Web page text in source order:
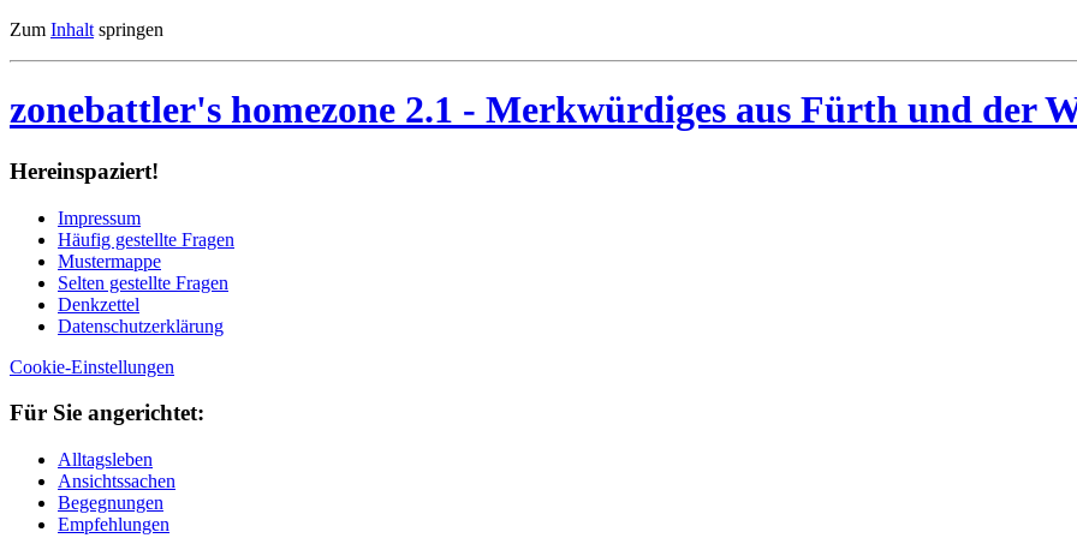
Zum Inhalt springen
zonebattler's homezone 2.1 - Merkwürdiges aus Fürth und der
Her­ein­spa­ziert!
Im­pres­sum
Häu­fig ge­stell­te Fra­gen
Mu­ster­map­pe
Sel­ten ge­stell­te Fra­gen
Denk­zet­tel
Da­ten­schutz­er­klä­rung
Cookie-Einstellungen
Für Sie an­ge­rich­tet:
Alltagsleben
Ansichtssachen
Begegnungen
Empfehlungen